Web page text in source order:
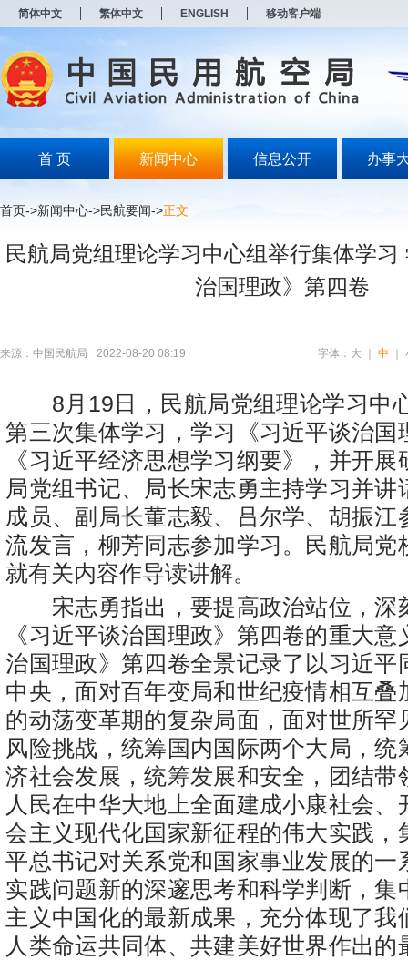
简体中文 繁体中文 ENGLISH 移动客户端
首 页 新闻中心 信息公开 办事
首页->新闻中心->民航要闻->正文
民航局党组理论学习中心组举行集体学
治国理政》第四卷
来源：中国民航局 2022-08-20 08:19 字体： 大 中
8月19日，民航局党组理论学习中
第三次集体学习，学习《习近平谈治国
《习近平经济思想学习纲要》，并开
局党组书记、局长宋志勇主持学习并讲
成员、副局长董志毅、吕尔学、胡振江
流发言，柳芳同志参加学习。民航局党
就有关内容作导读讲解。
宋志勇指出，要提高政治站位，深
《习近平谈治国理政》第四卷的重大
治国理政》第四卷全景记录了以习近平
中央，面对百年变局和世纪疫情相互叠
的动荡变革期的复杂局面，面对世所罕
风险挑战，统筹国内国际两个大局，统
济社会发展，统筹发展和安全，团结带
人民在中华大地上全面建成小康社会、
会主义现代化国家新征程的伟大实践，
平总书记对关系党和国家事业发展的一
实践问题新的深邃思考和科学判断，集
主义中国化的最新成果，充分体现了我
人类命运共同体、共建美好世界作出的
打
开
无
障
说
按
Alt
波
浪
盲